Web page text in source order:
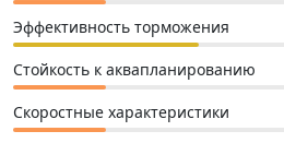
Эффективность торможения
Стойкость к аквапланированию
Скоростные характеристики